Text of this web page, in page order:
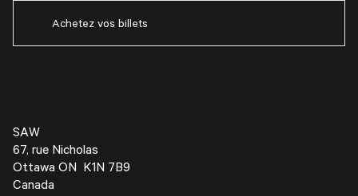
Achetez vos billets
SAW
67, rue Nicholas
Ottawa ON K1N 7B9
Canada